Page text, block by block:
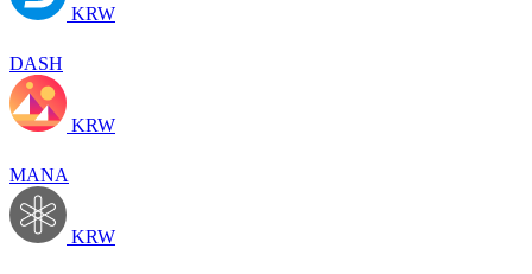
KRW
DASH
KRW
MANA
KRW